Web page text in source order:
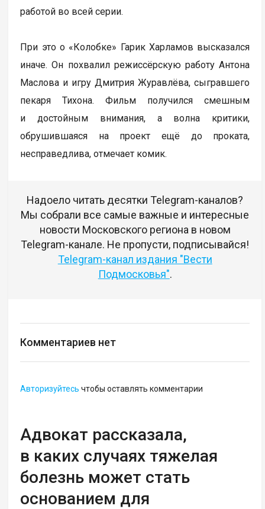
работой во всей серии.
При это о «Колобке» Гарик Харламов высказался
иначе. Он похвалил режиссёрскую работу Антона
Маслова и игру Дмитрия Журавлёва, сыгравшего
пекаря Тихона. Фильм получился смешным
и достойным внимания, а волна критики,
обрушившаяся на проект ещё до проката,
несправедлива, отмечает комик.
Надоело читать десятки Telegram-каналов?
Мы собрали все самые важные и интересные
новости Московского региона в новом
Telegram-канале. Не пропусти, подписывайся!
Telegram-канал издания "Вести
Подмосковья".
Комментариев нет
Авторизуйтесь чтобы оставлять комментарии
Адвокат рассказала,
в каких случаях тяжелая
болезнь может стать
основанием для